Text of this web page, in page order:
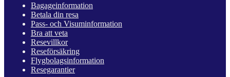
Bagageinformation
Betala din resa
Pass- och Visuminformation
Bra att veta
Resevillkor
Reseförsäkring
Flygbolagsinformation
Resegarantier